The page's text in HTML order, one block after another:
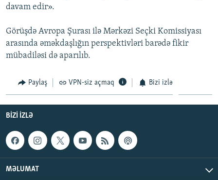
İZ - MƏDƏNIYYƏT PROQRAMI
MATERIALLARIMIZDAN ISTIFADƏ
BIZIMLƏ ƏLAQƏ
XƏBƏR BÜLLETENLƏRIMIZ
RFE/RL-in bütün saytları
davam edir».
Görüşdə Avropa Şurası ilə Mərkəzi Seçki Komissiyası
arasında əməkdaşlığın perspektivləri barədə fikir
mübadiləsi də aparılıb.
Paylaş VPN-siz açmaq Bizi izlə
BIZI IZLƏ
MƏLUMAT